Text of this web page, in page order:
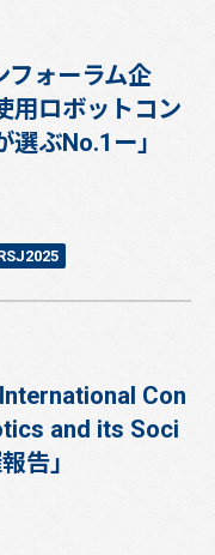
フォーラム企
用ロボットコン
ぶNo.1ー」
Con
and its Soci
告」